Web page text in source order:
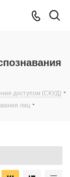
доступом (СКУД)
лиц